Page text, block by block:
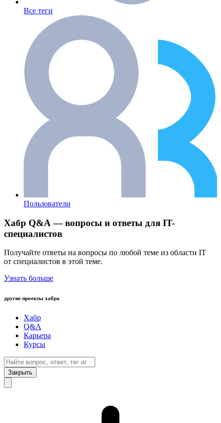
Все теги
Пользователи
Хабр Q&A — вопросы и ответы для IT-
специалистов
Получайте ответы на вопросы по любой теме из области IT
от специалистов в этой теме.
Узнать больше
другие проекты хабра
Хабр
Q&A
Карьера
Курсы
Закрыть